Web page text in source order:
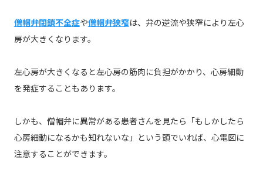
僧帽弁閉鎖不全症や僧帽弁狭窄は、弁の逆流や狭窄により左心
房が大きくなります。
左心房が大きくなると左心房の筋肉に負担がかかり、心房細動
を発症することもあります。
しかも、僧帽弁に異常がある患者さんを見たら「もしかしたら
心房細動になるかも知れないな」という頭でいれば、心電図に
注意することができます。